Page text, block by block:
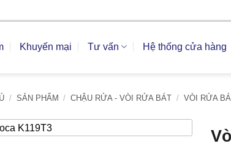
Khuyến mại Tư vấn Hệ thống cửa hàng
/ SẢN PHẨM / CHẬU RỬA - VÒI RỬA BÁT / VÒI RỬA